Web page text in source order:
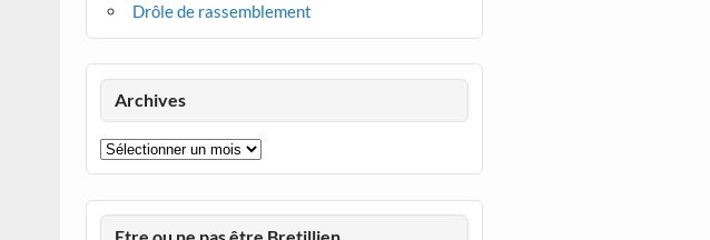
Drôle de rassemblement
Archives
Archives
Etre ou ne pas être Bretillien